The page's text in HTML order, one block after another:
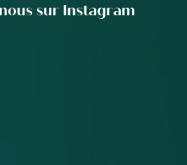
sur Instagram